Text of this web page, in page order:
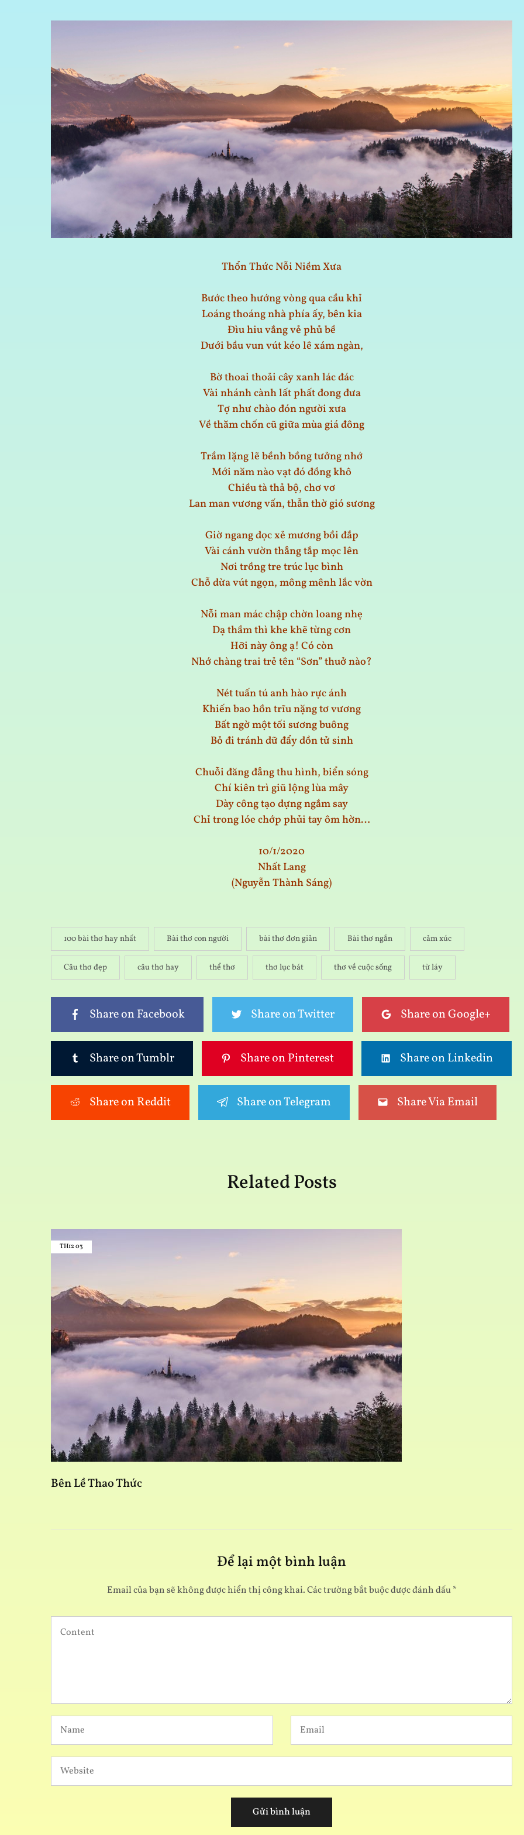
Thổn Thức Nỗi Niềm Xưa
Bước theo hướng vòng qua cầu khỉ
Loáng thoáng nhà phía ấy, bên kia
Đìu hiu vắng vẻ phủ bề
Dưới bầu vun vút kéo lê xám ngàn,
Bờ thoai thoải cây xanh lác đác
Vài nhánh cành lất phất đong đưa
Tợ như chào đón người xưa
Về thăm chốn cũ giữa mùa giá đông
Trầm lặng lẽ bềnh bồng tưởng nhớ
Mới năm nào vạt đó đồng khô
Chiều tà thả bộ, chơ vơ
Lan man vương vấn, thẫn thờ gió sương
Giờ ngang dọc xẻ mương bồi đắp
Vài cánh vườn thẳng tắp mọc lên
Nơi trồng tre trúc lục bình
Chỗ dừa vút ngọn, mông mênh lắc vờn
Nỗi man mác chập chờn loang nhẹ
Dạ thầm thì khe khẽ từng cơn
Hỡi này ông ạ! Có còn
Nhớ chàng trai trẻ tên “Sơn” thuở nào?
Nét tuấn tú anh hào rực ánh
Khiến bao hồn trĩu nặng tơ vương
Bất ngờ một tối sương buông
Bỏ đi tránh dữ đẩy dồn tử sinh
Chuỗi đăng đẳng thu hình, biển sóng
Chí kiên trì giũ lộng lùa mây
Dày công tạo dựng ngắm say
Chỉ trong lóe chớp phủi tay ôm hờn…
10/1/2020
Nhất Lang
(Nguyễn Thành Sáng)
100 bài thơ hay nhất Bài thơ con người bài thơ đơn giản Bài thơ ngắn cảm xúc
Câu thơ đẹp câu thơ hay thể thơ thơ lục bát thơ về cuộc sống từ láy
Share on Facebook Share on Twitter Share on Google+
Share on Tumblr Share on Pinterest Share on Linkedin
Share on Reddit Share on Telegram Share Via Email
Related Posts
TH1203
Bên Lề Thao Thức
Để lại một bình luận
Email của bạn sẽ không được hiển thị công khai.Các trường bắt buộc được đánh dấu*